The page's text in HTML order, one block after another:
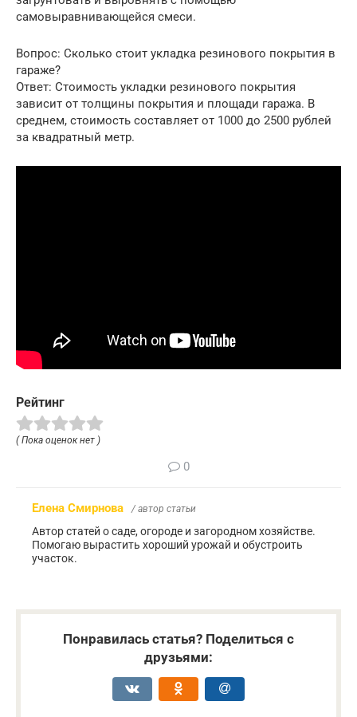
самовыравнивающейся смеси.
Вопрос: Сколько стоит укладка резинового покрытия в
гараже?
Ответ: Стоимость укладки резинового покрытия
зависит от толщины покрытия и площади гаража. В
среднем, стоимость составляет от 1000 до 2500 рублей
за квадратный метр.
Рейтинг
( Пока оценок нет )
0
Елена Смирнова / автор статьи
Автор статей о саде, огороде и загородном хозяйстве.
Помогаю вырастить хороший урожай и обустроить
участок.
Понравилась статья? Поделиться с
друзьями: